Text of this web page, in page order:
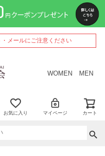
メールにご注意ください
WOMEN MEN
お気に入り マイページ カート
ペー
ジト
ップ
へ